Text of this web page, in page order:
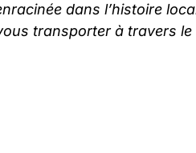
dans l’histoire
transporter à travers le